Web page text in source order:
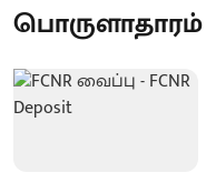
பொருளாதாரம்